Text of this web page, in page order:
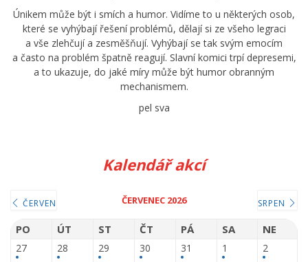
Únikem může být i smích a humor. Vidíme to u některých osob,
které se vyhýbají řešení problémů, dělají si ze všeho legraci
a vše zlehčují a zesměšňují. Vyhýbají se tak svým emocím
a často na problém špatně reagují. Slavní komici trpí depresemi,
a to ukazuje, do jaké míry může být humor obranným
mechanismem.
pel sva
Kalendář akcí
ČERVEN ČERVENEC 2026 SRPEN
PO ÚT ST ČT PÁ SA NE
27 28 29 30 31 1 2